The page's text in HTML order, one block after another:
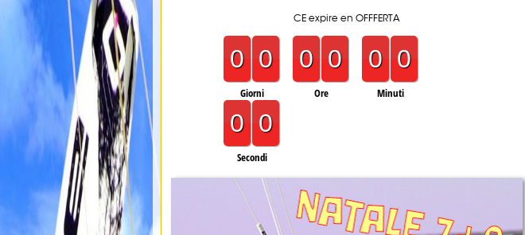
CE expire en OFFFERTA
0 0
Giorni
0 0
Ore
0 0
Minuti
0 0
Secondi